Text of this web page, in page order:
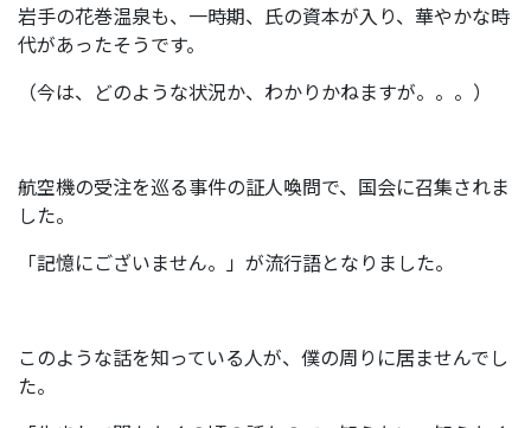
岩手の花巻温泉も、一時期、氏の資本が入り、華やかな時
代があったそうです。
（今は、どのような状況か、わかりかねますが。。。）
航空機の受注を巡る事件の証人喚問で、国会に召集されま
した。
「記憶にございません。」が流行語となりました。
このような話を知っている人が、僕の周りに居ませんでし
た。